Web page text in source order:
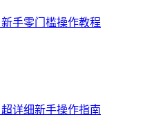
手零门槛操作教程
详细新手操作指南